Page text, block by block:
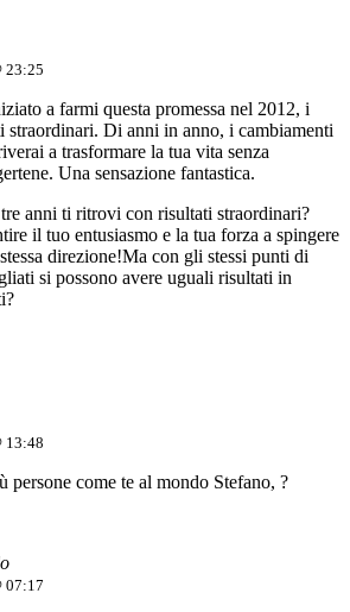
23:25
a farmi questa promessa nel 2012, i
straordinari. Di anni in anno, i cambiamenti
a trasformare la tua vita senza
Una sensazione fantastica.
anni ti ritrovi con risultati straordinari?
il tuo entusiasmo e la tua forza a spingere
direzione!Ma con gli stessi punti di
si possono avere uguali risultati in
13:48
persone come te al mondo Stefano, ?
07:17